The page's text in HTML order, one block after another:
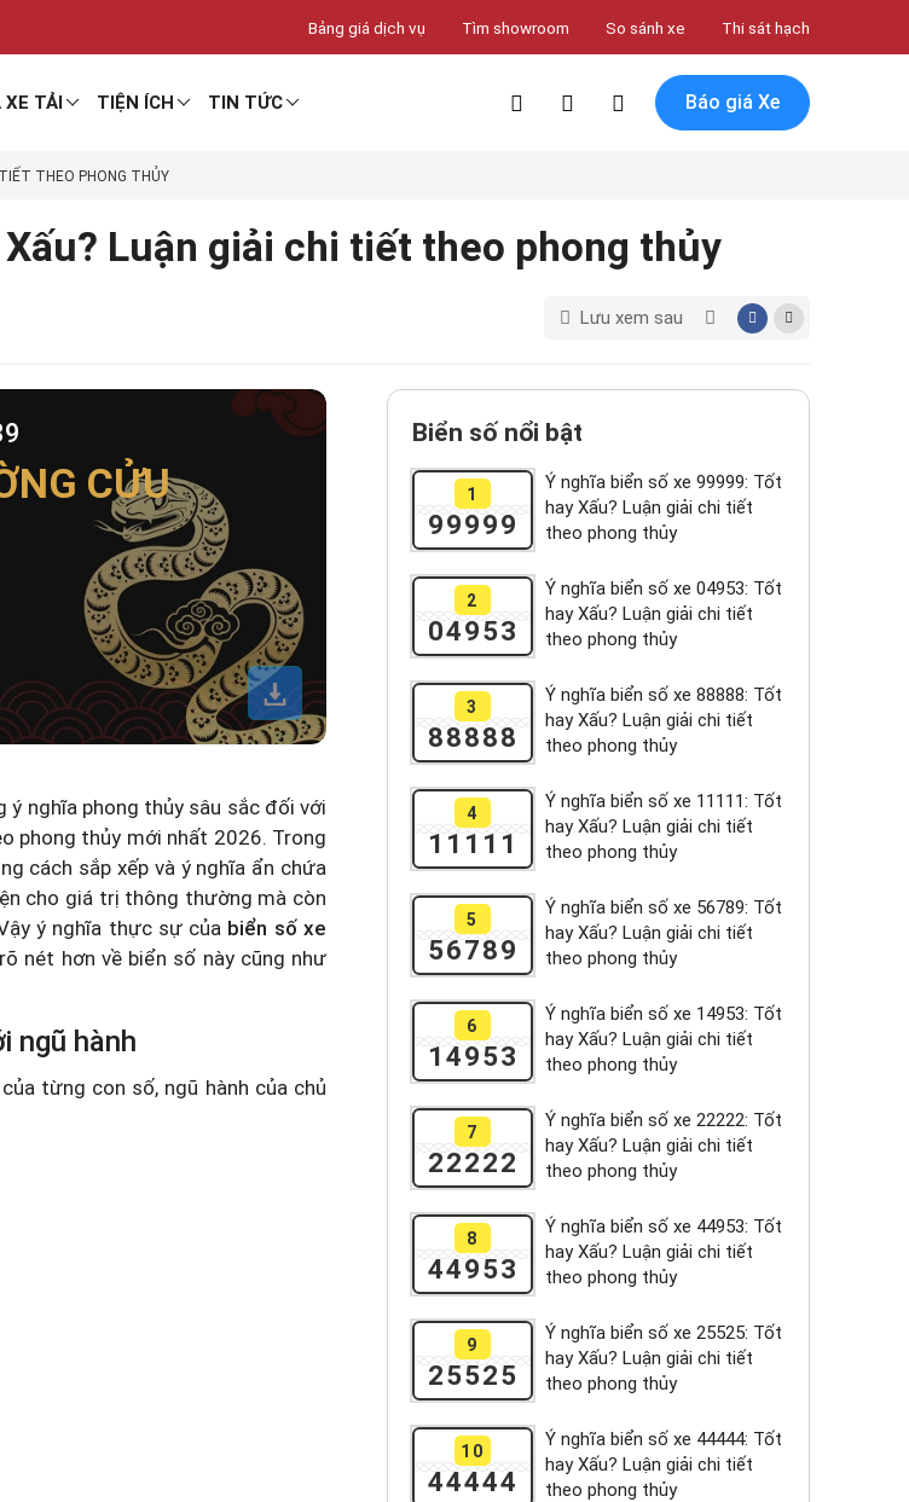
Bảng giá dịch vụ Tìm showroom So sánh xe Thi sát hạch
XE TẢI TIỆN ÍCH TIN TỨC Báo giá Xe
THEO PHONG THỦY
Luận giải chi tiết theo phong thủy
Lưu xem sau
CỬU
ý nghĩa phong thủy sâu sắc đối với
phong thủy mới nhất 2026. Trong
cách sắp xếp và ý nghĩa ẩn chứa
cho giá trị thông thường mà còn
ý nghĩa thực sự của biển số xe
nét hơn về biển số này cũng như
ngũ hành
từng con số, ngũ hành của chủ
Biển số nổi bật
1
99999
Ý nghĩa biển số xe 99999: Tốt
hay Xấu? Luận giải chi tiết
theo phong thủy
2
04953
Ý nghĩa biển số xe 04953: Tốt
hay Xấu? Luận giải chi tiết
theo phong thủy
3
88888
Ý nghĩa biển số xe 88888: Tốt
hay Xấu? Luận giải chi tiết
theo phong thủy
4
11111
Ý nghĩa biển số xe 11111: Tốt
hay Xấu? Luận giải chi tiết
theo phong thủy
5
56789
Ý nghĩa biển số xe 56789: Tốt
hay Xấu? Luận giải chi tiết
theo phong thủy
6
14953
Ý nghĩa biển số xe 14953: Tốt
hay Xấu? Luận giải chi tiết
theo phong thủy
7
22222
Ý nghĩa biển số xe 22222: Tốt
hay Xấu? Luận giải chi tiết
theo phong thủy
8
44953
Ý nghĩa biển số xe 44953: Tốt
hay Xấu? Luận giải chi tiết
theo phong thủy
9
25525
Ý nghĩa biển số xe 25525: Tốt
hay Xấu? Luận giải chi tiết
theo phong thủy
10
44444
Ý nghĩa biển số xe 44444: Tốt
hay Xấu? Luận giải chi tiết
theo phong thủy